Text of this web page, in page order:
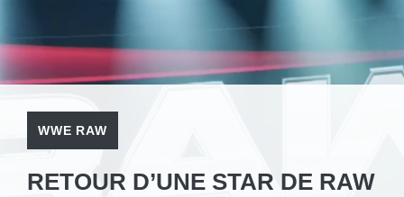
WWE RAW
RETOUR D’UNE STAR DE RAW